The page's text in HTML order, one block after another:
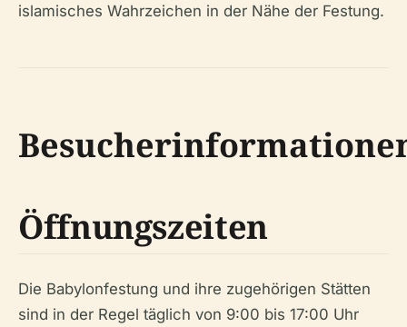
islamisches Wahrzeichen in der Nähe der Festung.
Öffnungszeiten
Die Babylonfestung und ihre zugehörigen Stätten
sind in der Regel täglich von 9:00 bis 17:00 Uhr